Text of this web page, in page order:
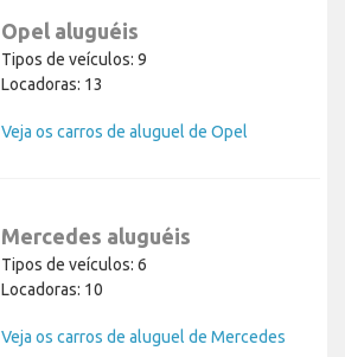
Opel aluguéis
Tipos de veículos: 9
Locadoras: 13
Veja os carros de aluguel de Opel
Mercedes aluguéis
Tipos de veículos: 6
Locadoras: 10
Veja os carros de aluguel de Mercedes